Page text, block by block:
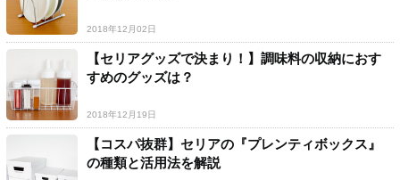
2018年12月02日
【セリアグッズで決まり！】調味料の収納におす
すめのグッズは？
2018年12月19日
【コスパ抜群】セリアの『プレンティボックス』
の種類と活用法を解説